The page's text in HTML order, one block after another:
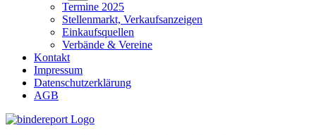
Termine 2025
Stellenmarkt, Verkaufsanzeigen
Einkaufsquellen
Verbände & Vereine
Kontakt
Impressum
Datenschutzerklärung
AGB